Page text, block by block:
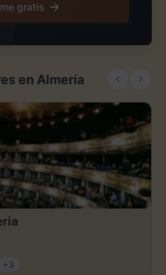
gratis
en Almería
+3